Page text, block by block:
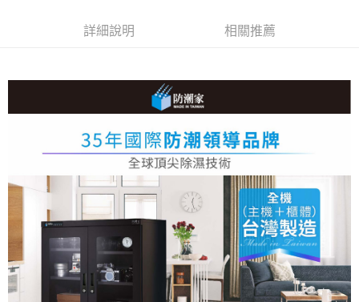
１．簡單：不需註冊會員、不需綁卡、不需儲值。
【「AFTEE先享後付」結帳流程】
１．於結帳方式選擇「AFTEE先享後付」後，將跳轉至「AFTEE先享後付」
２．訂單成立數日內，您將收到繳費通知簡訊。
３．收到繳費通知簡訊後14天內，點擊此簡訊中的連結，可透過四大超商／
ATM／網路銀行／等多元方式進行付款，方視為交易完成。
※ 請注意：結帳手續完成當下不需立刻繳費，但若您需要取消訂單，請聯絡
購買商品的店家。未經商家同意取消之訂單仍視為有效，需透過AFTEE先享
後付繳納相關費用。
※ 交易是否成功請以「AFTEE先享後付 」之結帳頁面顯示為準，若有關於
是否繳費成功／繳費後需取消欲退款等相關疑問，請聯繫「AFTEE先享後付
客戶支援中心」
https://netprotections.freshdesk.com/support/home
【注意事項】
１．透過由恩沛科技股份有限公司提供之「AFTEE先享後付」服務完成之交
每筆NT$75，滿NT$399(含以上)免運費
詳細說明 相關推薦